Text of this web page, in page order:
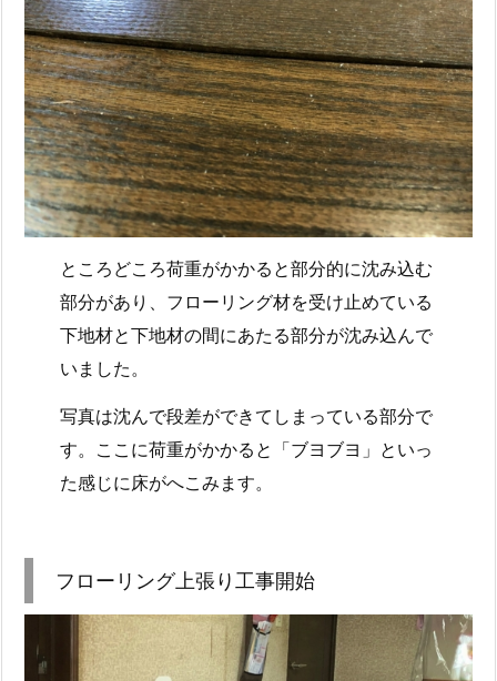
ところどころ荷重がかかると部分的に沈み込む
部分があり、フローリング材を受け止めている
下地材と下地材の間にあたる部分が沈み込んで
いました。
写真は沈んで段差ができてしまっている部分で
す。ここに荷重がかかると「ブヨブヨ」といっ
た感じに床がへこみます。
フローリング上張り工事開始